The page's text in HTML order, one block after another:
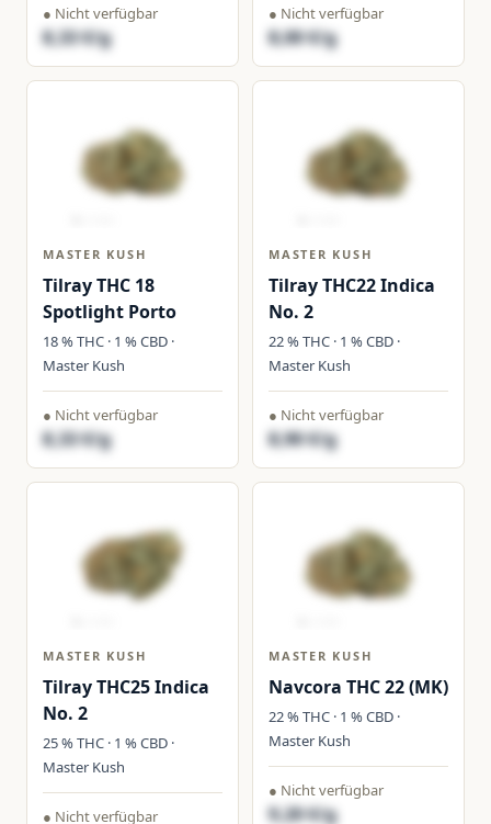
● Nicht verfügbar
8,33 €/g
● Nicht verfügbar
8,00 €/g
MASTER KUSH
Tilray THC 18
Spotlight Porto
18 % THC · 1 % CBD ·
Master Kush
● Nicht verfügbar
8,33 €/g
MASTER KUSH
Tilray THC22 Indica
No. 2
22 % THC · 1 % CBD ·
Master Kush
● Nicht verfügbar
8,90 €/g
MASTER KUSH
Tilray THC25 Indica
No. 2
25 % THC · 1 % CBD ·
Master Kush
● Nicht verfügbar
MASTER KUSH
Navcora THC 22 (MK)
22 % THC · 1 % CBD ·
Master Kush
● Nicht verfügbar
9,20 €/g